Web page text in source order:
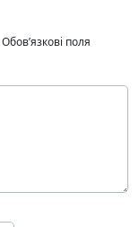
Обов’язкові поля